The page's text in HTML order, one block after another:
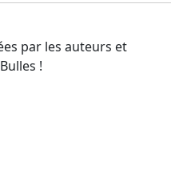
par les auteurs et
!